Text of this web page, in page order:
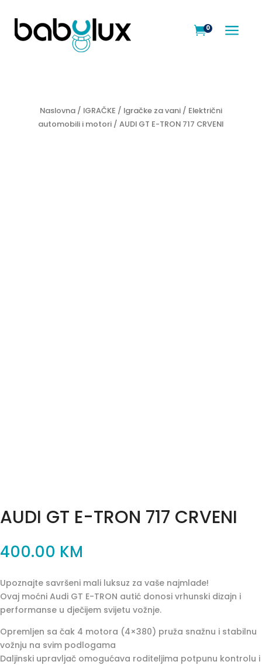
a
0
Naslovna/ IGRAČKE / Igračke za vani/ Električni
automobili i motori / AUDI GT E-TRON 717 CRVENI
AUDI GT E-TRON 717 CRVENI
400.00 KM
Upoznajte savršeni mali luksuz za vaše najmlađe!
Ovaj moćni Audi GT E-TRON autić donosi vrhunski dizajn i
performanse u dječijem svijetu vožnje.
Opremljen sa čak 4 motora (4×380) pruža snažnu i stabilnu
vožnju na svim podlogama
Daljinski upravljač omogućava roditeljima potpunu kontrolu i